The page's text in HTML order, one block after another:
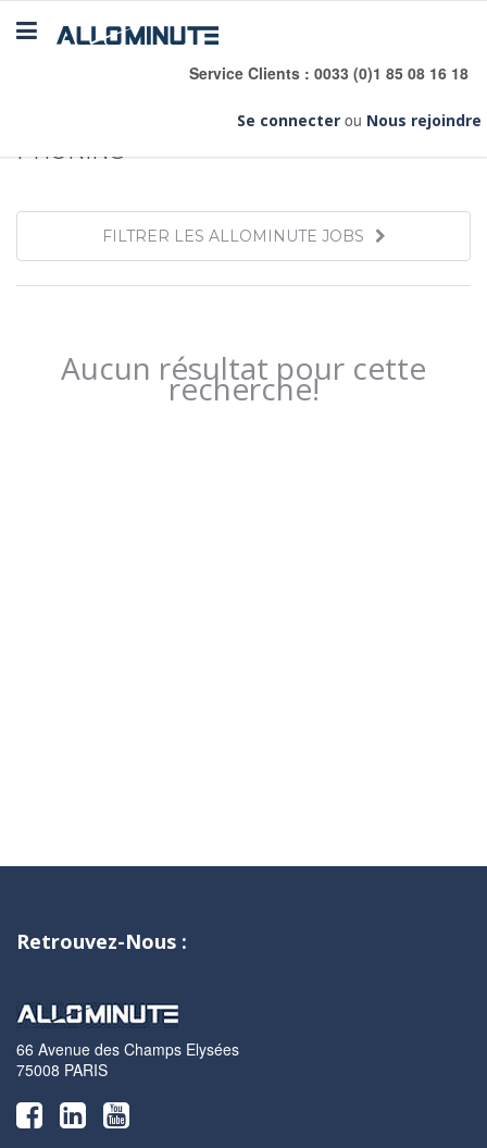
Toggle
navigation
Service Clients : 0033 (0)1 85 08 16 18
Se connecter ou Nous rejoindre
COMMERCIAL & MARKETING»APPELS &
PHONING
FILTRER LES ALLOMINUTE JOBS
Aucun résultat pour cette
recherche!
Retrouvez-Nous :
66 Avenue des Champs Elysées
75008 PARIS